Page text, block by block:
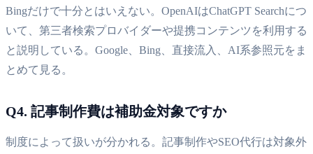
Bingだけで十分とはいえない。OpenAIはChatGPT Searchにつ
いて、第三者検索プロバイダーや提携コンテンツを利用する
と説明している。Google、Bing、直接流入、AI系参照元をま
とめて見る。
Q4. 記事制作費は補助金対象ですか
制度によって扱いが分かれる。記事制作やSEO代行は対象外